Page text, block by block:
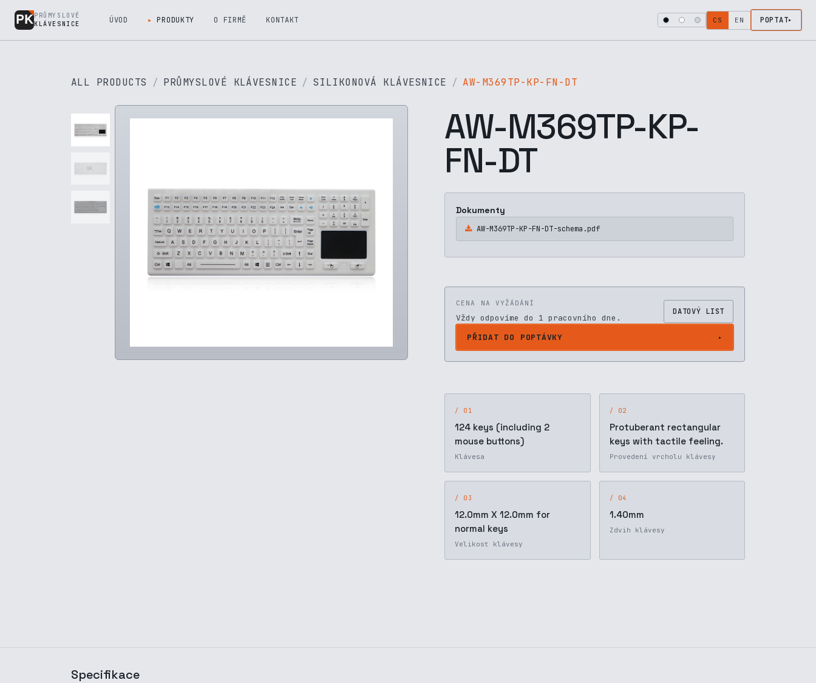
PRŮMYSLOVÉ
KLÁVESNICE
ÚVOD PRODUKTY O FIRMĚ KONTAKT CS EN POPTAT
ALL PRODUCTS PRŮMYSLOVÉ KLÁVESNICE SILIKONOVÁ KLÁVESNICE AW-M369TP-KP-FN-DT
AW-M369TP-KP-
FN-DT
Dokumenty
AW-M369TP-KP-FN-DT-schema.pdf
CENA NA VYŽÁDÁNÍ
Vždy odpovíme do 1 pracovního dne.
DATOVÝ LIST
PŘIDAT DO POPTÁVKY
/ 01
124 keys (including 2
mouse buttons)
Klávesa
/ 02
Protuberant rectangular
keys with tactile feeling.
Provedení vrcholu klávesy
/ 03
12.0mm X 12.0mm for
normal keys
Velikost klávesy
/ 04
1.40mm
Zdvih klávesy
Specifikace